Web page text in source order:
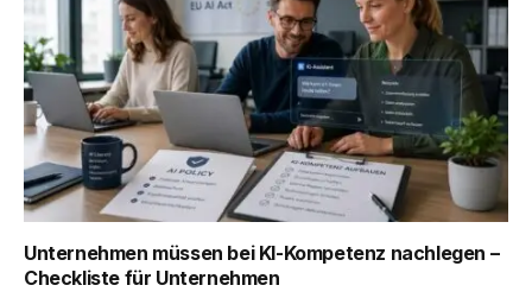
Unternehmen müssen bei KI-Kompetenz nachlegen –
Checkliste für Unternehmen